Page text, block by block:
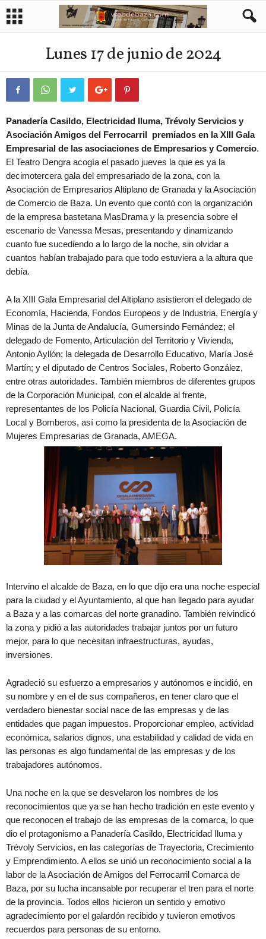
Lunes 17 de junio de 2024
Panadería Casildo, Electricidad Iluma, Trévoly Servicios y
Asociación Amigos del Ferrocarril premiados en la XIII Gala
Empresarial de las asociaciones de Empresarios y Comercio.
El Teatro Dengra acogía el pasado jueves la que es ya la
decimotercera gala del empresariado de la zona, con la
Asociación de Empresarios Altiplano de Granada y la Asociación
de Comercio de Baza. Un evento que contó con la organización
de la empresa bastetana MasDrama y la presencia sobre el
escenario de Vanessa Mesas, presentando y dinamizando
cuanto fue sucediendo a lo largo de la noche, sin olvidar a
cuantos habían trabajado para que todo estuviera a la altura que
debía.
A la XIII Gala Empresarial del Altiplano asistieron el delegado de
Economía, Hacienda, Fondos Europeos y de Industria, Energía y
Minas de la Junta de Andalucía, Gumersindo Fernández; el
delegado de Fomento, Articulación del Territorio y Vivienda,
Antonio Ayllón; la delegada de Desarrollo Educativo, María José
Martín; y el diputado de Centros Sociales, Roberto González,
entre otras autoridades. También miembros de diferentes grupos
de la Corporación Municipal, con el alcalde al frente,
representantes de los Policía Nacional, Guardia Civil, Policía
Local y Bomberos, así como la presidenta de la Asociación de
Mujeres Empresarias de Granada, AMEGA.
Intervino el alcalde de Baza, en lo que dijo era una noche especial
para la ciudad y el Ayuntamiento, al que han llegado para ayudar
a Baza y a las comarcas del norte granadino. También reivindicó
la zona y pidió a las autoridades trabajar juntos por un futuro
mejor, para lo que necesitan infraestructuras, ayudas,
inversiones.
Agradeció su esfuerzo a empresarios y autónomos e incidió, en
su nombre y en el de sus compañeros, en tener claro que el
verdadero bienestar social nace de las empresas y de las
entidades que pagan impuestos. Proporcionar empleo, actividad
económica, salarios dignos, una estabilidad y calidad de vida en
las personas es algo fundamental de las empresas y de los
trabajadores autónomos.
Una noche en la que se desvelaron los nombres de los
reconocimientos que ya se han hecho tradición en este evento y
que reconocen el trabajo de las empresas de la comarca, lo que
dio el protagonismo a Panadería Casildo, Electricidad Iluma y
Trévoly Servicios, en las categorías de Trayectoria, Crecimiento
y Emprendimiento. A ellos se unió un reconocimiento social a la
labor de la Asociación de Amigos del Ferrocarril Comarca de
Baza, por su lucha incansable por recuperar el tren para el norte
de la provincia. Todos ellos hicieron un sentido y emotivo
agradecimiento por el galardón recibido y tuvieron emotivos
recuerdos para personas de su entorno.